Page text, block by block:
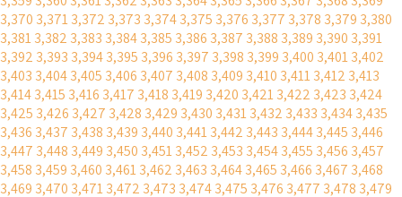
3,370 3,3713,372 3,373 3,3743,375 3,376 3,377 3,378 3,379 3,380
3,3813,382 3,383 3,3843,385 3,386 3,387 3,388 3,389 3,390 3,391
3,392 3,393 3,3943,395 3,396 3,397 3,398 3,399 3,400 3,4013,402
3,403 3,4043,405 3,406 3,407 3,408 3,409 3,410 3,4113,412 3,413
3,4143,415 3,416 3,417 3,418 3,419 3,420 3,4213,422 3,423 3,424
3,425 3,426 3,427 3,428 3,429 3,430 3,4313,432 3,433 3,4343,435
3,436 3,437 3,438 3,439 3,440 3,4413,442 3,443 3,4443,445 3,446
3,447 3,448 3,449 3,450 3,4513,452 3,453 3,4543,455 3,456 3,457
3,458 3,459 3,460 3,4613,462 3,463 3,4643,465 3,466 3,467 3,468
3,469 3,470 3,4713,472 3,473 3,4743,475 3,476 3,477 3,478 3,479